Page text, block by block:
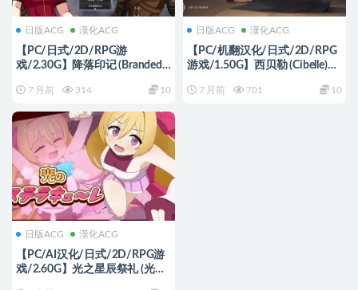
日版ACG 漢化ACG
【PC/日式/2D/RPG游
戏/2.30G】降落印记 (Branded
式2DRPG游戏+2.30G
7 月前 314 10
日版ACG 漢化ACG
【PC/机翻汉化/日式/2D/RPG
游戏/1.50G】西贝勒 (Cibelle)
2DRPG游戏+1.50G
7 月前 701 10
日版ACG 漢化ACG
【PC/AI汉化/日式/2D/RPG游
戏/2.60G】光之星辰祭礼 (光の